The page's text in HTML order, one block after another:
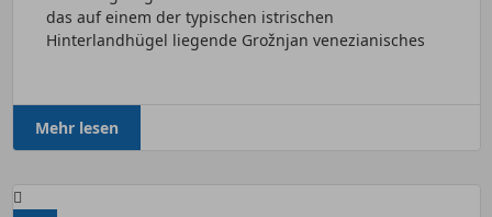
das auf einem der typischen istrischen
Hinterlandhügel liegende Grožnjan venezianisches
Mehr lesen